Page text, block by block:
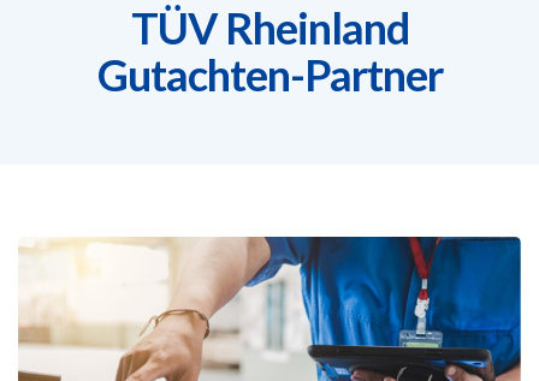
TÜV Rheinland
Gutachten-Partner